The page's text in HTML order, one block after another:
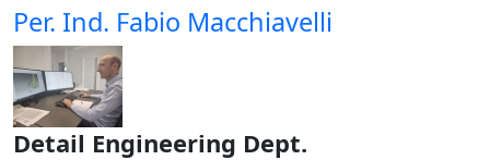
Per. Ind. Fabio Macchiavelli
Detail Engineering Dept.